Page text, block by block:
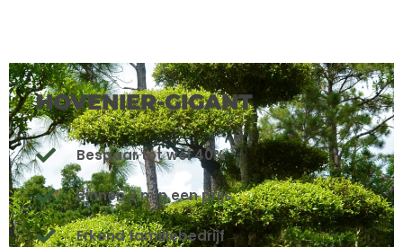
HOVENIER-GIGANT
Bespaar tot wel 40%
Binnen 2 min een prijs
Erkend familiebedrijf